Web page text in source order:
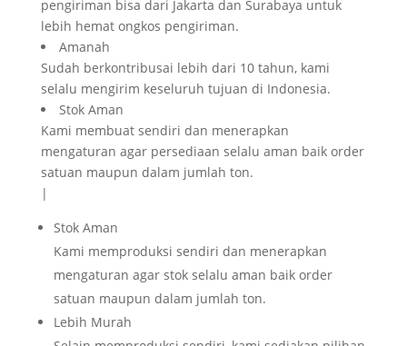
pengiriman bisa dari Jakarta dan Surabaya untuk
lebih hemat ongkos pengiriman.
Amanah
Sudah berkontribusai lebih dari 10 tahun, kami
selalu mengirim keseluruh tujuan di Indonesia.
Stok Aman
Kami membuat sendiri dan menerapkan
mengaturan agar persediaan selalu aman baik order
satuan maupun dalam jumlah ton.
|
Stok Aman
Kami memproduksi sendiri dan menerapkan
mengaturan agar stok selalu aman baik order
satuan maupun dalam jumlah ton.
Lebih Murah